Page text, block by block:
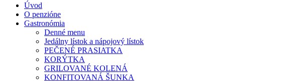
Úvod
O penzióne
Gastronómia
Denné menu
Jedálny lístok a nápojový lístok
PEČENÉ PRASIATKA
KORÝTKA
GRILOVANÉ KOLENÁ
KONFITOVANÁ ŠUNKA